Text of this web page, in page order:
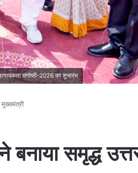
संगोष्ठी-2026 का शुभारंभ
समृद्ध